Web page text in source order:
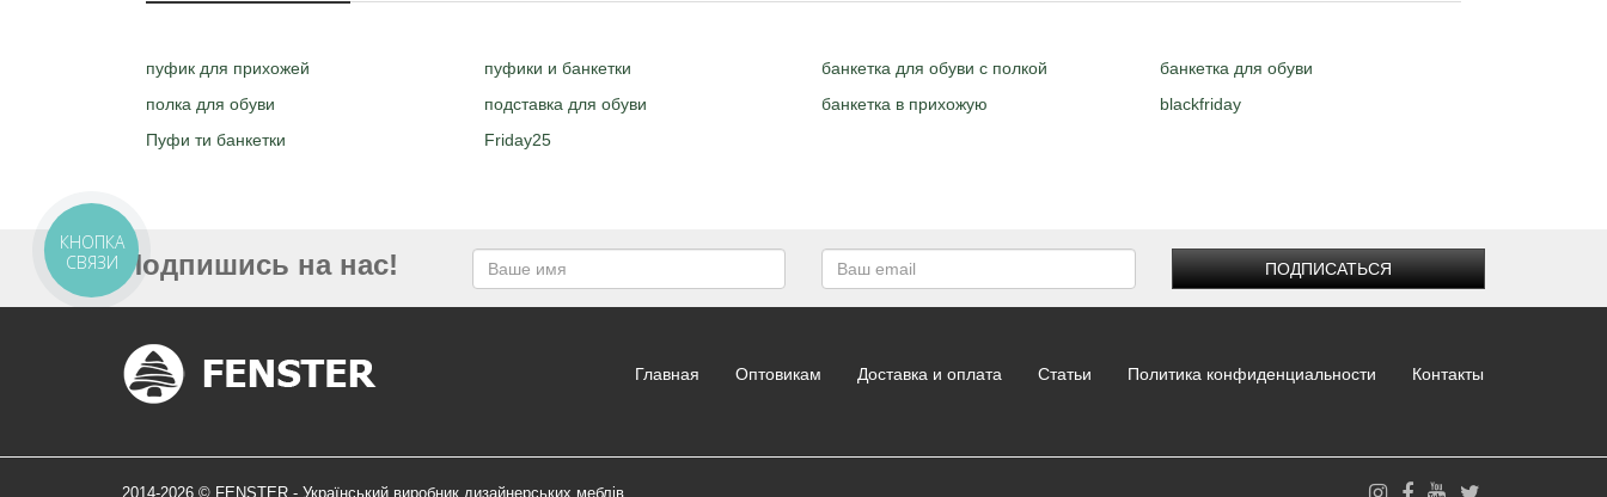
пуфик для прихожей пуфики и банкетки банкетка для обуви с полкой
банкетка для обуви
полка для обуви
подставка для обуви банкетка в прихожую
blackfriday
Пуфи ти банкетки
Friday25
Подпишись на нас! ПОДПИСАТЬСЯ
Главная Оптовикам Доставка и оплата Статьи Политика конфиденциальности Контакты
2014-2026 © FENSTER - Український виробник дизайнерських меблів
КНОПКА
СВЯЗИ